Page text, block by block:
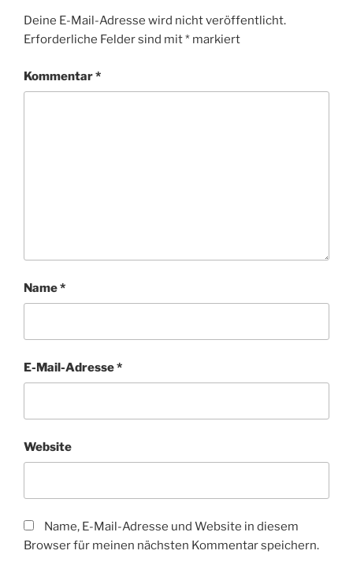
Deine E-Mail-Adresse wird nicht veröffentlicht.
Erforderliche Felder sind mit* markiert
Kommentar*
Name*
E-Mail-Adresse*
Website
Name, E-Mail-Adresse und Website in diesem
Browser für meinen nächsten Kommentar speichern.